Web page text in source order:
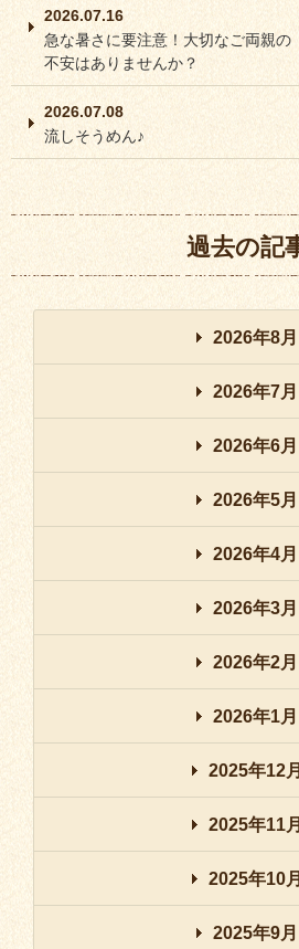
2026.07.16
急な暑さに要注意！大切なご両親の
不安はありませんか？
2026.07.08
流しそうめん♪
過去の記
2026年8月
2026年7月
2026年6月
2026年5月
2026年4月
2026年3月
2026年2月
2026年1月
2025年12月
2025年11月
2025年10月
2025年9月